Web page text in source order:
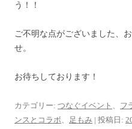
う！！
ご不明な点がございました、
せ。
お待ちしております！
カテゴリー: つなぐイベント 、 フ
ンスとコラボ、 足もみ | 投稿日: